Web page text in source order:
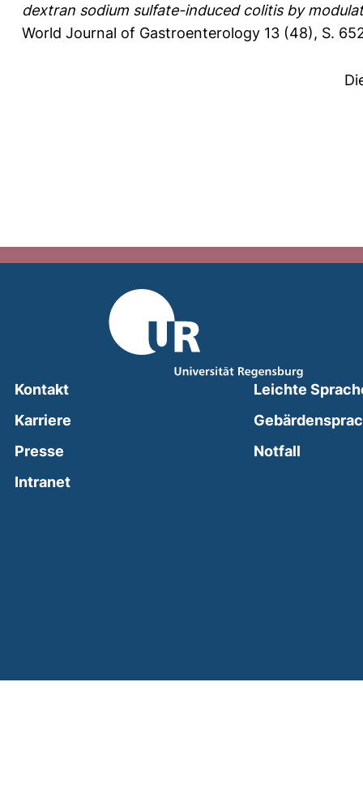
dextran sodium sulfate-induced colitis by
World Journal of Gastroenterology 13 (48), S.
Kontakt
Karriere
Presse
Intranet(external link, opens in a new window)
Leichte
Notfall